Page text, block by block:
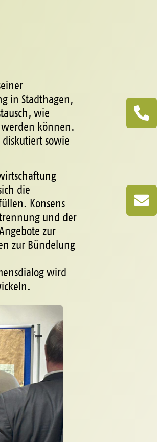
in Stadthagen,
wie
werden können.
sowie
die
Konsens
und der
zur
zur Bündelung
wird